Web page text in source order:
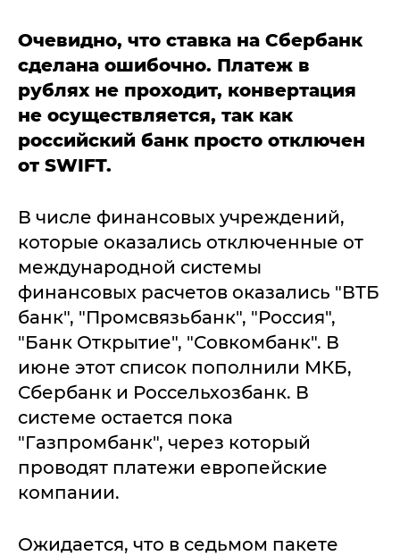
Очевидно, что ставка на Сбербанк
сделана ошибочно. Платеж в
рублях не проходит, конвертация
не осуществляется, так как
российский банк просто отключен
от SWIFT.
В числе финансовых учреждений,
которые оказались отключенные от
международной системы
финансовых расчетов оказались "ВТБ
банк", "Промсвязьбанк", "Россия",
"Банк Открытие", "Совкомбанк". В
июне этот список пополнили МКБ,
Сбербанк и Россельхозбанк. В
системе остается пока
"Газпромбанк", через который
проводят платежи европейские
компании.
Ожидается, что в седьмом пакете